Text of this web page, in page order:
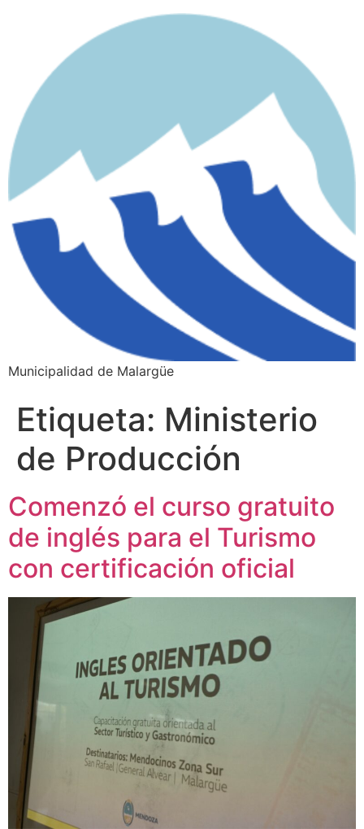
Municipalidad de Malargüe
Etiqueta: Ministerio
de Producción
Comenzó el curso gratuito
de inglés para el Turismo
con certificación oficial